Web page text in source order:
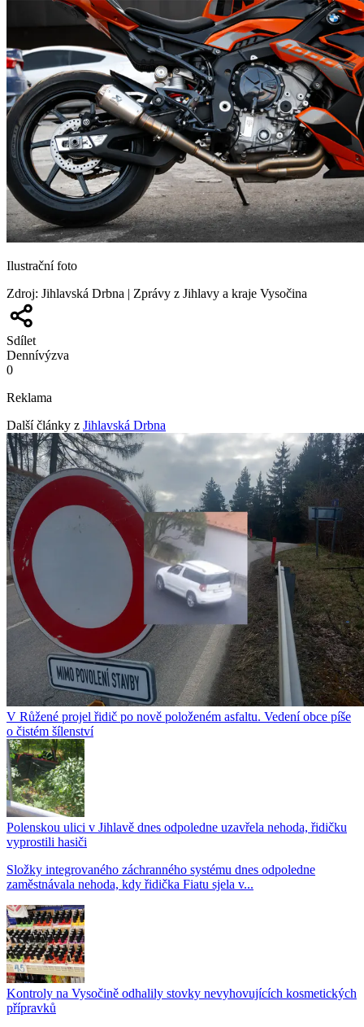
Ilustrační foto
Zdroj: Jihlavská Drbna | Zprávy z Jihlavy a kraje Vysočina
Sdílet
Dennívýzva
0
Reklama
Další články z Jihlavská Drbna
V Růžené projel řidič po nově položeném asfaltu. Vedení obce píše
o čistém šílenství
Polenskou ulici v Jihlavě dnes odpoledne uzavřela nehoda, řidičku
vyprostili hasiči
Složky integrovaného záchranného systému dnes odpoledne
zaměstnávala nehoda, kdy řidička Fiatu sjela v...
Kontroly na Vysočině odhalily stovky nevyhovujících kosmetických
přípravků